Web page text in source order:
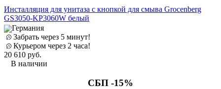
Инсталляция для унитаза с кнопкой для смыва Grocenberg
GS3050-KP3060W белый
Германия
Забрать через 5 минут!
Курьером через 2 часа!
20 610 руб.
В наличии
СБП -15%